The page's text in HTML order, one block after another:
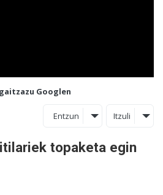
Googlen
Entzun Itzuli
topaketa egin